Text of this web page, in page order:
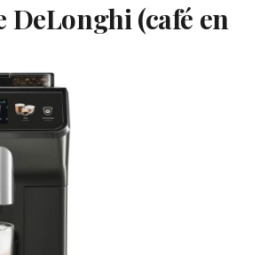
DeLonghi (café en